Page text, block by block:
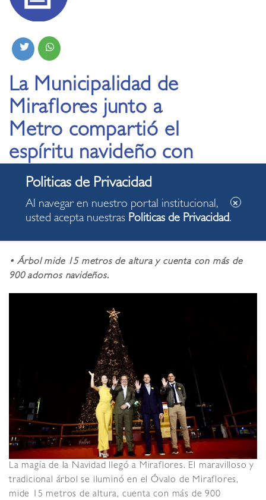
La Municipalidad de
Miraflores junto a
Metro compartió el
espíritu navideño con
el tradicional
encendido del árbol
• Árbol mide 15 metros de altura y cuenta con más de
900 adornos navideños.
La magia de la Navidad llegó a Miraflores. El maravilloso y
tradicional árbol se iluminó en el Óvalo de Miraflores,
mide 15 metros de altura, cuenta con más de 900
Al navegar en nuestro portal institucional,
usted acepta nuestras Politicas de Privacidad.